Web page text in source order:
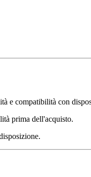
e compatibilità con
prima dell'acquisto.